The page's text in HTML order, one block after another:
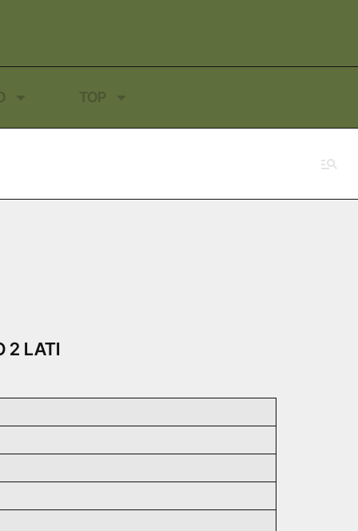
TOP
2 LATI